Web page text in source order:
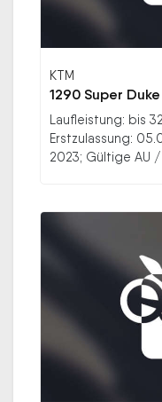
KTM
1290 Super Duke
Laufleistung: bis
Erstzulassung:
2023; Gültige AU